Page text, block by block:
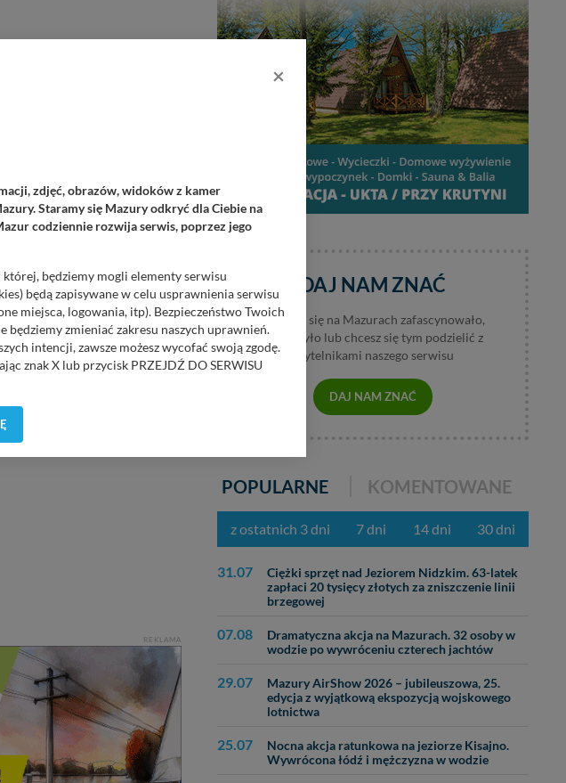
REKLAMA
DAJ NAM ZNAĆ
Jeśli coś się na Mazurach zafascynowało,
wzburzyło lub chcesz się tym podzielić z
czytelnikami naszego serwisu
DAJ NAM ZNAĆ
POPULARNE KOMENTOWANE
z ostatnich 3 dni 7 dni 14 dni 30 dni
31.07
Ciężki sprzęt nad Jeziorem Nidzkim. 63-latek
zapłaci 20 tysięcy złotych za zniszczenie linii
brzegowej
07.08
Dramatyczna akcja na Mazurach. 32 osoby w
wodzie po wywróceniu czterech jachtów
29.07
Mazury AirShow 2026 – jubileuszowa, 25.
edycja z wyjątkową ekspozycją wojskowego
lotnictwa
25.07
Nocna akcja ratunkowa na jeziorze Kisajno.
Wywrócona łódź i mężczyzna w wodzie
×
zdjęć, obrazów, widoków z kamer
Staramy się Mazury odkryć dla Ciebie na
codziennie rozwija serwis, poprzez jego
będziemy mogli elementy serwisu
będą zapisywane w celu usprawnienia serwisu
miejsca, logowania, itp). Bezpieczeństwo Twoich
zmieniać zakresu naszych uprawnień.
intencji, zawsze możesz wycofać swoją zgodę.
znak X lub przycisk PRZEJDŹ DO SERWISU
usługi (przekazanie danych z formularza
ich poprawienia lub usunięcia, zabronić ich
zrealizowanie Twoich praw w odniesieniu do